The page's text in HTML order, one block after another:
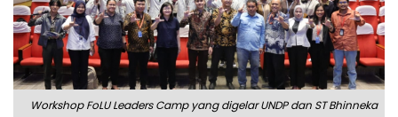
Workshop FoLU Leaders Camp yang digelar UNDP dan ST Bhinneka